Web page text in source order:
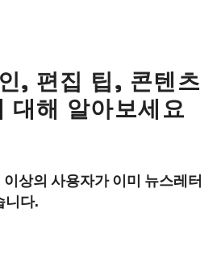
, 편집 팁, 콘텐츠
대해 알아보세요
상의 사용자가 이미 뉴스레터
니다.